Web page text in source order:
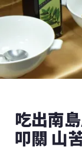
吃出南
叩關 山